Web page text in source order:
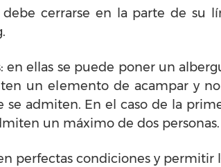
cerrarse en la parte de su
en ellas se puede poner un
un elemento de acampar y
admiten. En el caso de la
un máximo de dos personas.
perfectas condiciones y permitir